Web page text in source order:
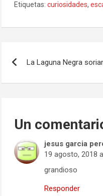
Etiquetas: curiosidades,
de
La Laguna Negra
Un
jesus garcia
19 agosto, 2018
grandioso
Responder